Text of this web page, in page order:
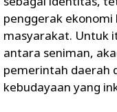
penggerak
masyarakat. Untuk
antara seniman,
pemerintah daerah
kebudayaan yang